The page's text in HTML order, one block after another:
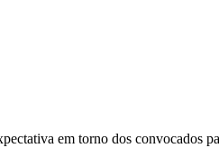
em torno dos convocados